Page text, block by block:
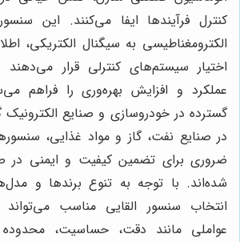
کنترل فرآیندها ایفا می‌کنند. این
الکترومغناطیسی به سیگنال الکتریکی،
اختیار سیستم‌های کنترلی قرار می‌دهند
عملکرد و افزایش بهره‌وری را فراهم
گسترده در خودروسازی و صنایع
در صنایع نفت، گاز و مواد غذایی،
ضروری برای تضمین کیفیت و ایمنی در
شده‌اند. با توجه به تنوع برندها و
انتخاب سنسور القایی مناسب می‌تواند
عواملی مانند دقت، حساسیت، محدوده